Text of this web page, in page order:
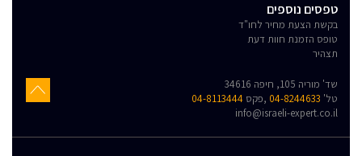
טפסים נוספים
בקשת הצעת מחיר לחו"ד
טופס הזמנת חוות דעת
תצהיר
שד' מוריה 105, חיפה 34616
טל' 04-8244633 ,פקס 04-8113444
info@israeli-expert.co.il